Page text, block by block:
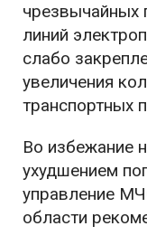
чрезвычайных
линий
слабо
увеличения
транспортных
Во избежание
ухудшением
управление
области